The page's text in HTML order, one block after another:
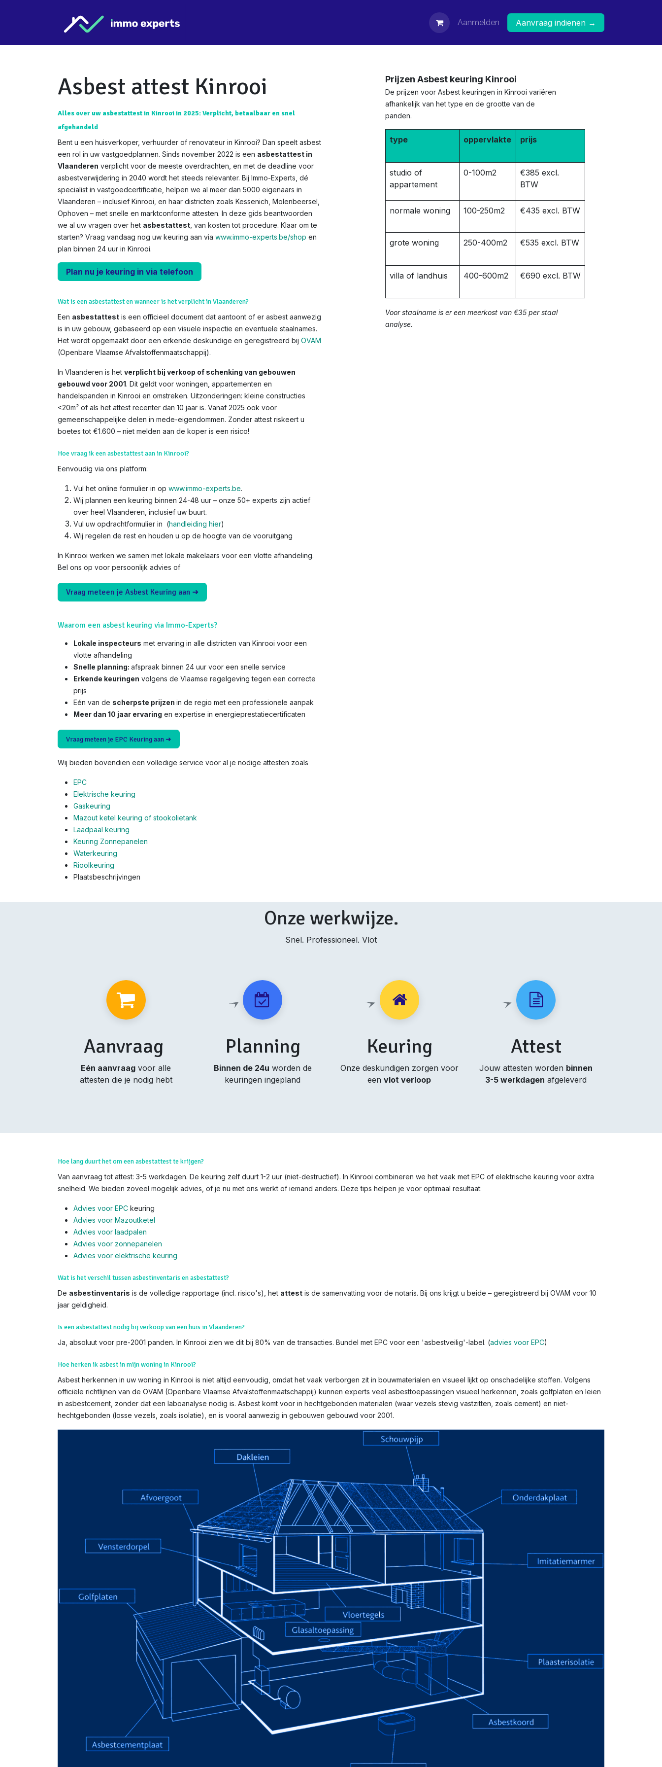
Contact Aanmelden Aanvraag indienen →
Asbest attest Kinrooi
Alles over uw asbestattest in Kinrooi in 2025: Verplicht, betaalbaar en snel
afgehandeld
Bent u een huisverkoper, verhuurder of renovateur in Kinrooi? Dan speelt asbest
een rol in uw vastgoedplannen. Sinds november 2022 is een asbestattest in
Vlaanderen verplicht voor de meeste overdrachten, en met de deadline voor
asbestverwijdering in 2040 wordt het steeds relevanter. Bij Immo-Experts, dé
specialist in vastgoedcertificatie, helpen we al meer dan 5000 eigenaars in
Vlaanderen – inclusief Kinrooi, en haar districten zoals Kessenich, Molenbeersel,
Ophoven – met snelle en marktconforme attesten. In deze gids beantwoorden
we al uw vragen over het asbestattest , van kosten tot procedure. Klaar om te
starten? Vraag vandaag nog uw keuring aan via www.immo-experts.be/shop en
plan binnen 24 uur in Kinrooi.
Plan nu je keuring in via telefoon
Wat is een asbestattest en wanneer is het verplicht in Vlaanderen?
Een asbestattest is een officieel document dat aantoont of er asbest aanwezig
is in uw gebouw, gebaseerd op een visuele inspectie en eventuele staalnames.
Het wordt opgemaakt door een erkende deskundige en geregistreerd bij OVAM
(Openbare Vlaamse Afvalstoffenmaatschappij).
In Vlaanderen is het verplicht bij verkoop of schenking van gebouwen
gebouwd voor 2001. Dit geldt voor woningen, appartementen en
handelspanden in Kinrooi en omstreken. Uitzonderingen: kleine constructies
<20m² of als het attest recenter dan 10 jaar is. Vanaf 2025 ook voor
gemeenschappelijke delen in mede-eigendommen. Zonder attest riskeert u
boetes tot €1.600 – niet melden aan de koper is een risico!​
Hoe vraag ik een asbestattest aan in Kinrooi?
Eenvoudig via ons platform:
Vul het online formulier in op www.immo-experts.be.
Wij plannen een keuring binnen 24-48 uur – onze 50+ experts zijn actief
over heel Vlaanderen, inclusief uw buurt.
Vul uw opdrachtformulier in (handleiding hier)
Wij regelen de rest en houden u op de hoogte van de vooruitgang
In Kinrooi werken we samen met lokale makelaars voor een vlotte afhandeling.
Bel ons op voor persoonlijk advies of
Vraag meteen je Asbest Keuring aan ➜
Waarom een asbest keuring via Immo-Experts?
Lokale inspecteurs met ervaring in alle districten van Kinrooi voor een
vlotte afhandeling
Snelle planning: afspraak binnen 24 uur voor een snelle service
Erkende keuringen volgens de Vlaamse regelgeving tegen een correcte
prijs
Eén van de scherpste prijzen in de regio met een professionele aanpak
Meer dan 10 jaar ervaring en expertise in energieprestatiecertificaten
Vraag meteen je EPC Keuring aan ➜
Wij bieden bovendien een volledige service voor al je nodige attesten zoals
EPC
Elektrische keuring
Gaskeuring
Mazout ketel keuring of stookolietank
Laadpaal keuring
Keuring Zonnepanelen
Waterkeuring
Rioolkeuring
Plaatsbeschrijvingen
Prijzen Asbest keuring Kinrooi
De prijzen voor Asbest keuringen in Kinrooi variëren
afhankelijk van het type en de grootte van de
panden.
type oppervlakte prijs
studio of
appartement
0-100m2
€385 excl.
BTW
normale woning 100-250m2 €435 excl. BTW
grote woning 250-400m2 €535 excl. BTW
villa of landhuis 400-600m2 €690 excl. BTW
Voor staalname is er een meerkost van €35 per staal
analyse.
Onze werkwijze.
Snel. Professioneel. Vlot
Aanvraag
Eén aanvraag voor alle
attesten die je nodig hebt
Planning
Binnen de 24u worden de
keuringen ingepland
Keuring
Onze deskundigen zorgen voor
eenvlot verloop
Attest
Jouw attesten worden binnen
3-5 werkdagen afgeleverd
Hoe lang duurt het om een asbestattest te krijgen?
Van aanvraag tot attest: 3-5 werkdagen. De keuring zelf duurt 1-2 uur (niet-destructief). In Kinrooi combineren we het vaak met EPC of elektrische keuring voor extra
snelheid. We bieden zoveel mogelijk advies, of je nu met ons werkt of iemand anders. Deze tips helpen je voor optimaal resultaat:
Advies voor EPC keuring
Advies voor Mazoutketel
Advies voor laadpalen
Advies voor zonnepanelen
Advies voor elektrische keuring
Wat is het verschil tussen asbestinventaris en asbestattest?
De asbestinventaris is de volledige rapportage (incl. risico's), het attest is de samenvatting voor de notaris. Bij ons krijgt u beide – geregistreerd bij OVAM voor 10
jaar geldigheid.
Is een asbestattest nodig bij verkoop van een huis in Vlaanderen?
Ja, absoluut voor pre-2001 panden. In Kinrooi zien we dit bij 80% van de transacties. Bundel met EPC voor een 'asbestveilig'-label. (advies voor EPC)
Hoe herken ik asbest in mijn woning in Kinrooi?
Asbest herkennen in uw woning in Kinrooi is niet altijd eenvoudig, omdat het vaak verborgen zit in bouwmaterialen en visueel lijkt op onschadelijke stoffen. Volgens
officiële richtlijnen van de OVAM (Openbare Vlaamse Afvalstoffenmaatschappij) kunnen experts veel asbesttoepassingen visueel herkennen, zoals golfplaten en leien
in asbestcement, zonder dat een laboanalyse nodig is. Asbest komt voor in hechtgebonden materialen (waar vezels stevig vastzitten, zoals cement) en niet-
hechtgebonden (losse vezels, zoals isolatie), en is vooral aanwezig in gebouwen gebouwd voor 2001.